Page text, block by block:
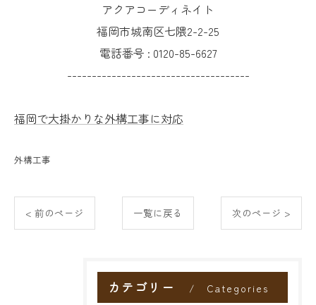
アクアコーディネイト
福岡市城南区七隈2-2-25
電話番号 : 0120-85-6627
-------------------------------------
福岡で大掛かりな外構工事に対応
外構工事
< 前のページ 一覧に戻る 次のページ >
カテゴリー Categories